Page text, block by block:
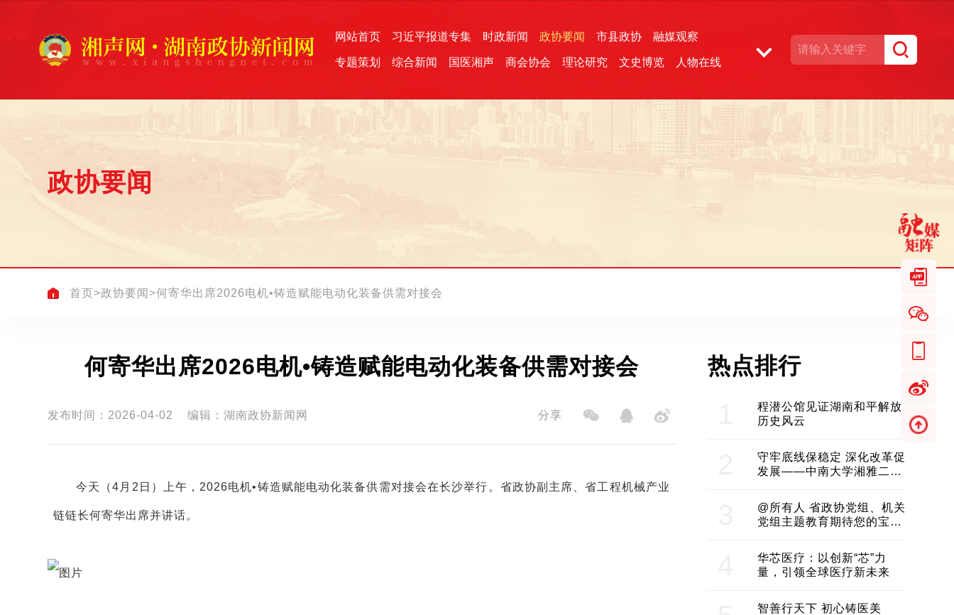
网站首页 习近平报道专集 时政新闻 政协要闻 市县政协 融媒观察
专题策划 综合新闻 国医湘声 商会协会 理论研究 文史博览 人物在线
政协要闻
首页>政协要闻 >何寄华出席2026电机•铸造赋能电动化装备供需对接会
何寄华出席2026电机•铸造赋能电动化装备供需对接会
发布时间：2026-04-02 编辑：湖南政协新闻网 分享
今天（4月2日）上午，2026电机•铸造赋能电动化装备供需对接会在长沙举行。省政协副主席、省工程机械产业
链链长何寄华出席并讲话。
热点排行
程潜公馆见证湖南和平解放
历史风云
守牢底线保稳定 深化改革促
发展——中南大学湘雅二医
@所有人 省政协党组、机关
党组主题教育期待您的宝贵
华芯医疗：以创新“芯”力
量，引领全球医疗新未来
智善行天下 初心铸医美